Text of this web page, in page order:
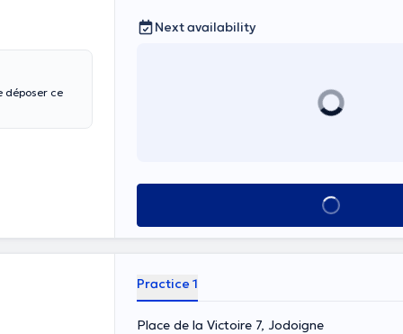
déposer ce
Next availability
See all
Practice 1
Place de la Victoire 7, Jodoigne